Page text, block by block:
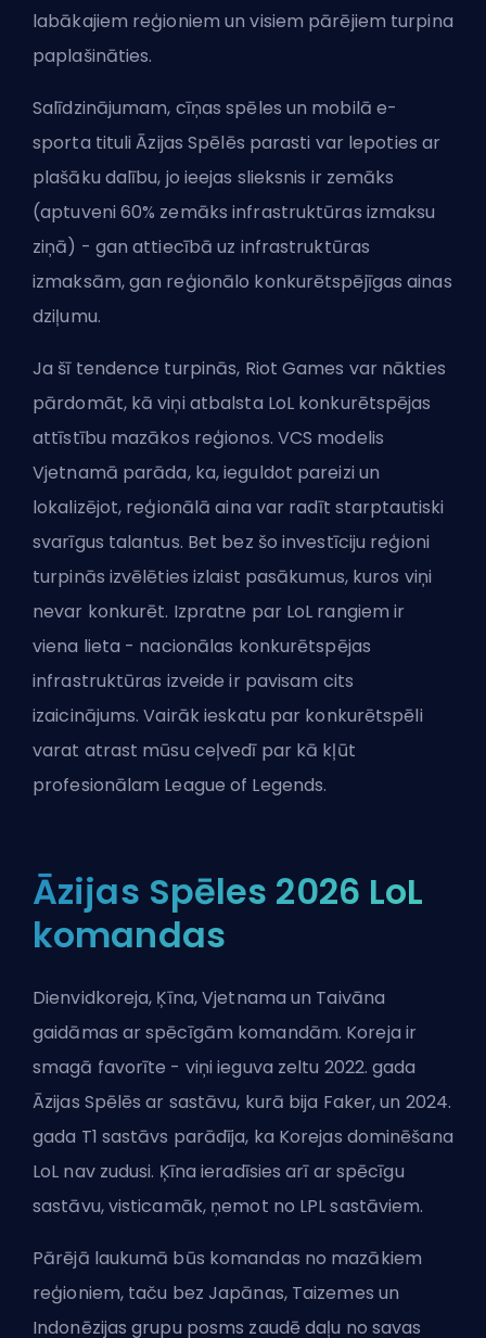
labākajiem reģioniem un visiem pārējiem turpina
paplašināties.
Salīdzinājumam, cīņas spēles un mobilā e-
sporta tituli Āzijas Spēlēs parasti var lepoties ar
plašāku dalību, jo ieejas slieksnis ir zemāks
(aptuveni 60% zemāks infrastruktūras izmaksu
ziņā) - gan attiecībā uz infrastruktūras
izmaksām, gan reģionālo konkurētspējīgas ainas
dziļumu.
Ja šī tendence turpinās, Riot Games var nākties
pārdomāt, kā viņi atbalsta LoL konkurētspējas
attīstību mazākos reģionos. VCS modelis
Vjetnamā parāda, ka, ieguldot pareizi un
lokalizējot, reģionālā aina var radīt starptautiski
svarīgus talantus. Bet bez šo investīciju reģioni
turpinās izvēlēties izlaist pasākumus, kuros viņi
nevar konkurēt. Izpratne par LoL rangiem ir
viena lieta - nacionālas konkurētspējas
infrastruktūras izveide ir pavisam cits
izaicinājums. Vairāk ieskatu par konkurētspēli
varat atrast mūsu ceļvedī par kā kļūt
profesionālam League of Legends.
Āzijas Spēles 2026 LoL
komandas
Dienvidkoreja, Ķīna, Vjetnama un Taivāna
gaidāmas ar spēcīgām komandām. Koreja ir
smagā favorīte - viņi ieguva zeltu 2022. gada
Āzijas Spēlēs ar sastāvu, kurā bija Faker, un 2024.
gada T1 sastāvs parādīja, ka Korejas dominēšana
LoL nav zudusi. Ķīna ieradīsies arī ar spēcīgu
sastāvu, visticamāk, ņemot no LPL sastāviem.
Pārējā laukumā būs komandas no mazākiem
reģioniem, taču bez Japānas, Taizemes un
Indonēzijas grupu posms zaudē daļu no savas